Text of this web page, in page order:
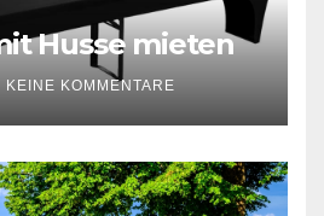
Husse mieten
KEINE KOMMENTARE